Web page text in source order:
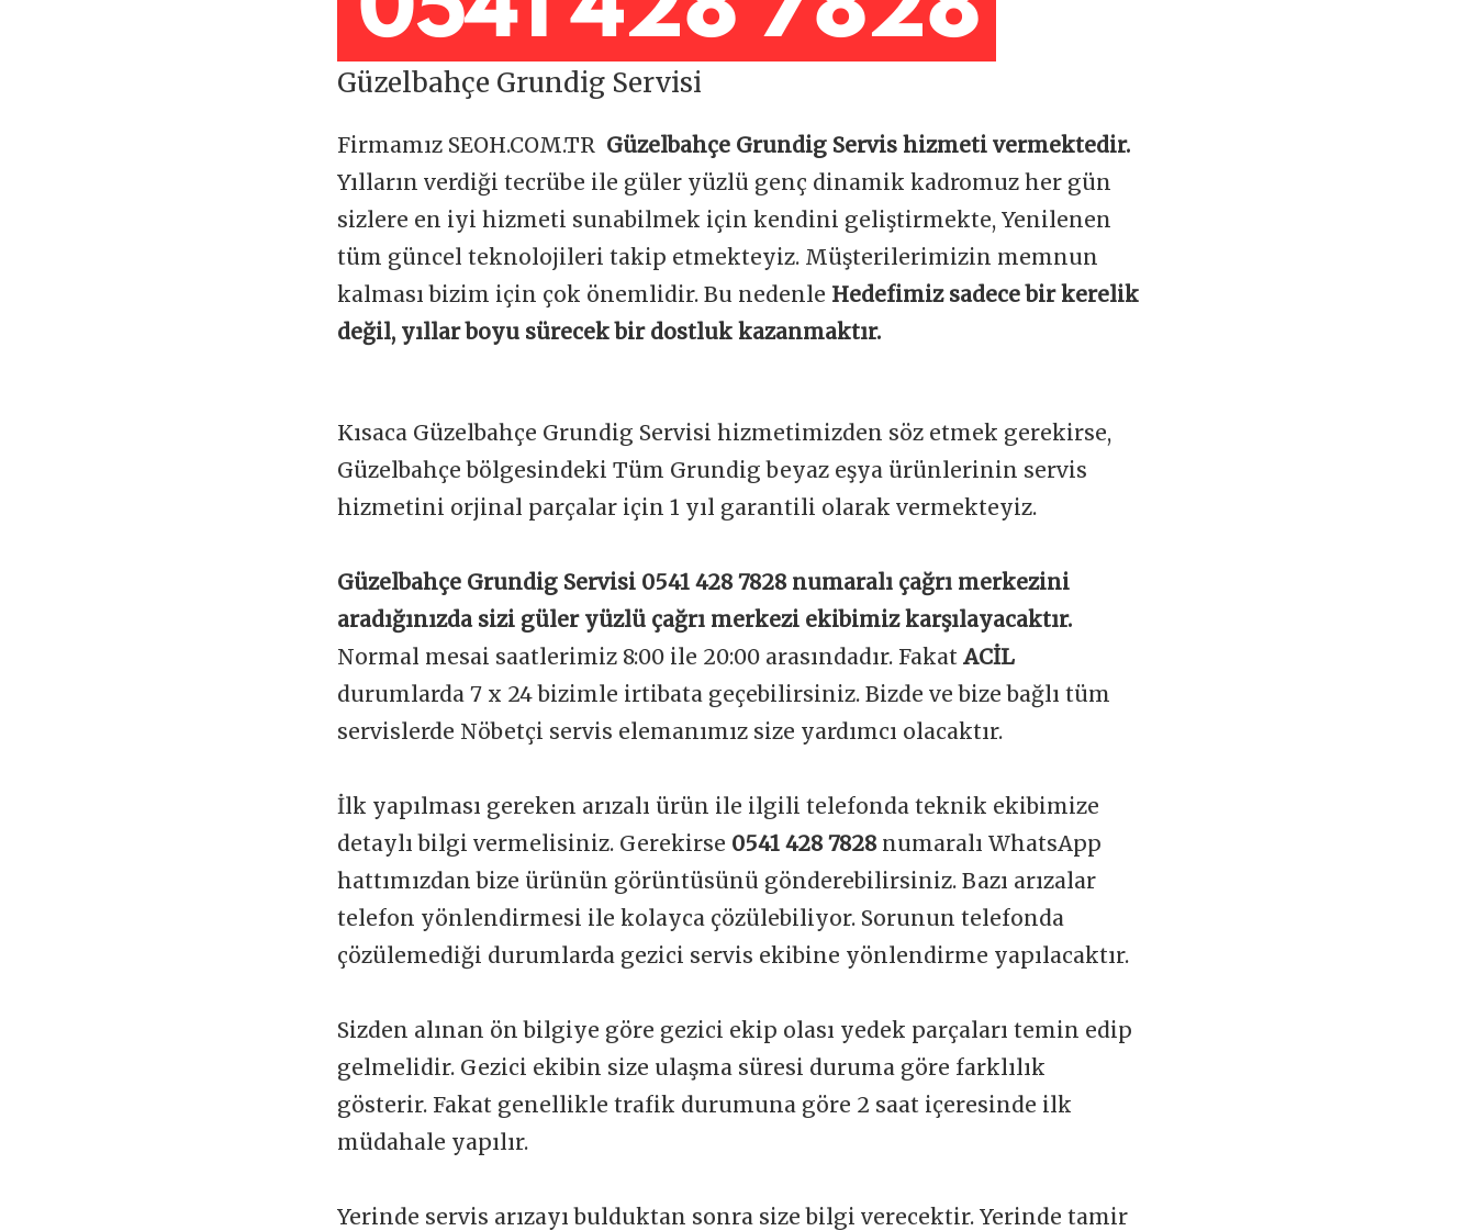
Güzelbahçe Grundig Servisi
Firmamız SEOH.COM.TR Güzelbahçe Grundig Servis hizmeti vermektedir.
Yılların verdiği tecrübe ile güler yüzlü genç dinamik kadromuz her gün
sizlere en iyi hizmeti sunabilmek için kendini geliştirmekte, Yenilenen
tüm güncel teknolojileri takip etmekteyiz. Müşterilerimizin memnun
kalması bizim için çok önemlidir. Bu nedenle Hedefimiz sadece bir kerelik
değil, yıllar boyu sürecek bir dostluk kazanmaktır.
Kısaca Güzelbahçe Grundig Servisi hizmetimizden söz etmek gerekirse,
Güzelbahçe bölgesindeki Tüm Grundig beyaz eşya ürünlerinin servis
hizmetini orjinal parçalar için 1 yıl garantili olarak vermekteyiz.
Güzelbahçe Grundig Servisi 0541 428 7828 numaralı çağrı merkezini
aradığınızda sizi güler yüzlü çağrı merkezi ekibimiz karşılayacaktır.
Normal mesai saatlerimiz 8:00 ile 20:00 arasındadır. Fakat ACİL
durumlarda 7 x 24 bizimle irtibata geçebilirsiniz. Bizde ve bize bağlı tüm
servislerde Nöbetçi servis elemanımız size yardımcı olacaktır.
İlk yapılması gereken arızalı ürün ile ilgili telefonda teknik ekibimize
detaylı bilgi vermelisiniz. Gerekirse 0541 428 7828 numaralı WhatsApp
hattımızdan bize ürünün görüntüsünü gönderebilirsiniz. Bazı arızalar
telefon yönlendirmesi ile kolayca çözülebiliyor. Sorunun telefonda
çözülemediği durumlarda gezici servis ekibine yönlendirme yapılacaktır.
Sizden alınan ön bilgiye göre gezici ekip olası yedek parçaları temin edip
gelmelidir. Gezici ekibin size ulaşma süresi duruma göre farklılık
gösterir. Fakat genellikle trafik durumuna göre 2 saat içeresinde ilk
müdahale yapılır.
Yerinde servis arızayı bulduktan sonra size bilgi verecektir. Yerinde tamir